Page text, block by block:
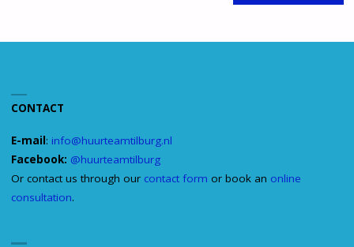
CONTACT
E-mail: info@huurteamtilburg.nl
Facebook: @huurteamtilburg
Or contact us through our contact form or book an online
consultation.